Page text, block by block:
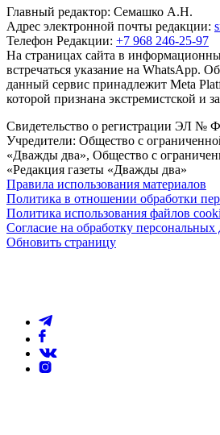
Главный редактор: Семашко А.Н.
Адрес электронной почты редакции:
Телефон Редакции: +7 968 246-25-97
На страницах сайта в
встречаться указание на WhatsApp.
данный сервис принадлежит Meta
которой признана экстремистской и
Свидетельство о регистрации ЭЛ №
Учредители: Общество с
«Дважды два», Общество с
«Редакция газеты «Дважды два»
Правила использования материалов
Политика в отношении обработки
Политика использования файлов
Согласие на обработку
Обновить страницу